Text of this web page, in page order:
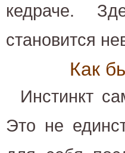
кедраче.
становится
Как
Инстинкт
Это не